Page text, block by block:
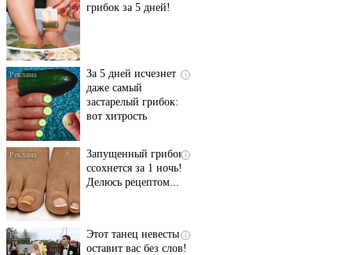
грибок за 5 дней!
i
За 5 дней исчезнет
даже самый
застарелый грибок:
вот хитрость
i
Запущенный грибок
ссохнется за 1 ночь!
Делюсь рецептом...
i
Этот танец невесты
оставит вас без слов!